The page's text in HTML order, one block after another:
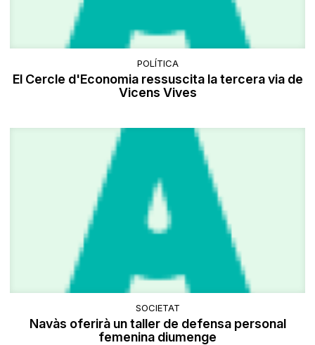
POLÍTICA
El Cercle d'Economia ressuscita la tercera via de
Vicens Vives
SOCIETAT
Navàs oferirà un taller de defensa personal
femenina diumenge